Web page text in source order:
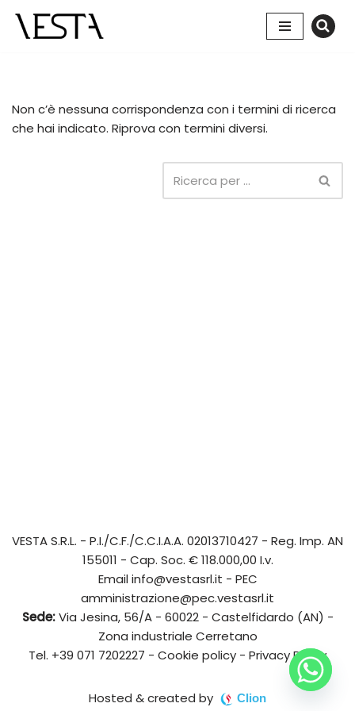
Vai
Non c’è nessuna corrispondenza con i termini di ricerca
che hai indicato. Riprova con termini diversi.
VESTA S.R.L. - P.I./C.F./C.C.I.A.A. 02013710427 - Reg. Imp. AN
155011 - Cap. Soc. € 118.000,00 I.v.
Emailinfo@vestasrl.it - PEC
amministrazione@pec.vestasrl.it
Sede:Via Jesina, 56/A - 60022 - Castelfidardo (AN) -
Zona industriale Cerretano
Tel. +39 071 7202227 - Cookie policy - Privacy Policy
Hosted & created by Clion